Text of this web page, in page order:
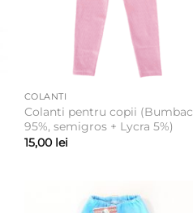
COLANTI
Colanti pentru copii (Bumbac
95%, semigros + Lycra 5%)
15,00 lei